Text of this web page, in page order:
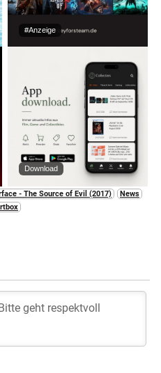
#Anzeige
Download
- The Source of Evil (2017)
News